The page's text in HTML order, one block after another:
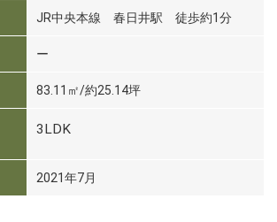
JR中央本線 春日井駅 徒歩約1分
ー
83.11㎡/約25.14坪
3LDK
2021年7月